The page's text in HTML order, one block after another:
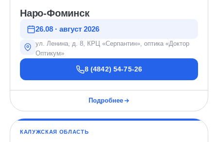
Наро-Фоминск
26.08 · август 2026
ул. Ленина, д. 8, КРЦ «Серпантин», оптика «Доктор
Оптикум»
8 (4842) 54-75-26
Подробнее
КАЛУЖСКАЯ ОБЛАСТЬ